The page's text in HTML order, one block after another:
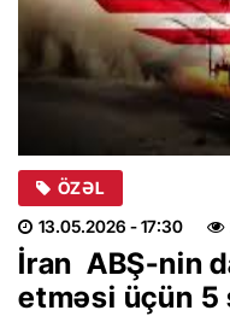
ÖZƏL
13.05.2026 - 17:30
İran ABŞ-nin
etməsi üçün